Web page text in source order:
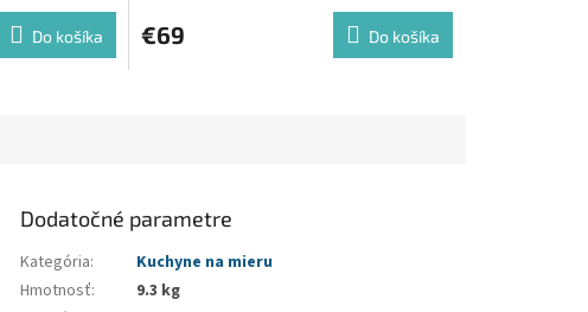
Do košíka €69 Do košíka
Dodatočné parametre
Kategória:
Kuchyne na mieru
Hmotnosť:
9.3 kg